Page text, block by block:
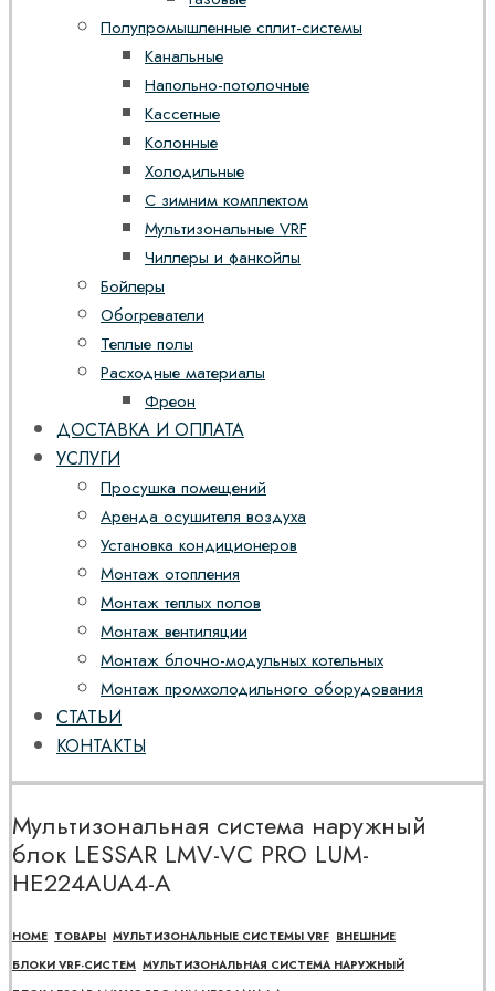
Полупромышленные сплит-системы
Канальные
Напольно-потолочные
Кассетные
Колонные
Холодильные
С зимним комплектом
Мультизональные VRF
Чиллеры и фанкойлы
Бойлеры
Обогреватели
Теплые полы
Расходные материалы
Фреон
ДОСТАВКА И ОПЛАТА
УСЛУГИ
Просушка помещений
Аренда осушителя воздуха
Установка кондиционеров
Монтаж отопления
Монтаж теплых полов
Монтаж вентиляции
Монтаж блочно-модульных котельных
Монтаж промхолодильного оборудования
СТАТЬИ
КОНТАКТЫ
Мультизональная система наружный
блок LESSAR LMV-VC PRO LUM-
HE224AUA4-A
HOME ТОВАРЫ МУЛЬТИЗОНАЛЬНЫЕ СИСТЕМЫ VRF ВНЕШНИЕ
БЛОКИ VRF-СИСТЕМ МУЛЬТИЗОНАЛЬНАЯ СИСТЕМА НАРУЖНЫЙ